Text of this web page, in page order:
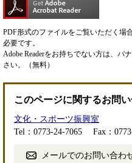
PDF形式のファイルをご覧いただく場
必要です。
Adobe Readerをお持ちでない方は、
さい。（無料）
このページに関するお問
文化・スポーツ振興室
Tel：0773-24-7065
Fax：
メールでのお問い合わ